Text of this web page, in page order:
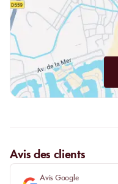
Avis des clients
Avis Google